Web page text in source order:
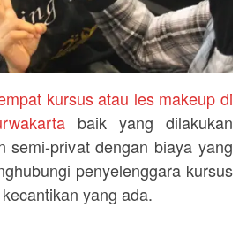
kursus atau les makeup di
baik yang dilakukan
semi-privat dengan biaya yang
penyelenggara kursus
yang ada.